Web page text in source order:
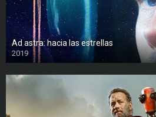
Ad astra: hacia las estrellas
2019